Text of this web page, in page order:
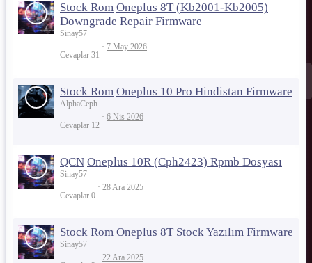
Stock Rom Oneplus 8T (Kb2001-Kb2005)
Downgrade Repair Firmware
Sinay57
Cevaplar 31
7 May 2026
Stock Rom Oneplus 10 Pro Hindistan Firmware
AlphaCeph
Cevaplar 12
6 Nis 2026
QCN Oneplus 10R (Cph2423) Rpmb Dosyası
Sinay57
Cevaplar 0
28 Ara 2025
Stock Rom Oneplus 8T Stock Yazılım Firmware
Sinay57
22 Ara 2025